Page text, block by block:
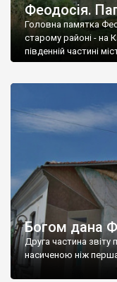
Феодосія.
Головна памятка
старому районі - на
південній частині
Богом дана
Друга частина
насиченою ніж